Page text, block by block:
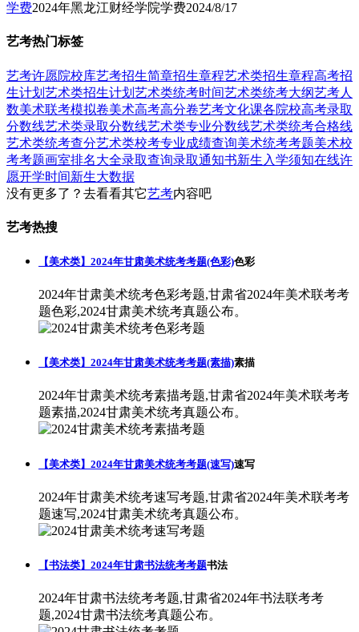
学费2024年黑龙江财经学院学费2024/8/17
艺考热门标签
艺考许愿院校库艺考招生简章招生章程艺术类招生章程高考招
生计划 艺术类招生计划 艺术类统考时间艺术类统考大纲艺考人
数美术联考模拟卷美术高考高分卷艺考文化课各院校高考录取
分数线艺术类录取分数线艺术类专业分数线艺术类统考合格线
艺术类统考查分艺术类校考专业成绩查询美术统考考题美术校
考考题画室排名大全录取查询录取通知书新生入学须知在线许
愿开学时间新生大数据
没有更多了？去看看其它艺考内容吧
艺考热搜
【美术类】2024年甘肃美术统考考题(色彩)色彩
2024年甘肃美术统考色彩考题,甘肃省2024年美术联考考
题色彩,2024甘肃美术统考真题公布。
【美术类】2024年甘肃美术统考考题(素描)素描
2024年甘肃美术统考素描考题,甘肃省2024年美术联考考
题素描,2024甘肃美术统考真题公布。
【美术类】2024年甘肃美术统考考题(速写)速写
2024年甘肃美术统考速写考题,甘肃省2024年美术联考考
题速写,2024甘肃美术统考真题公布。
【书法类】2024年甘肃书法统考考题书法
2024年甘肃书法统考考题,甘肃省2024年书法联考考
题,2024甘肃书法统考真题公布。